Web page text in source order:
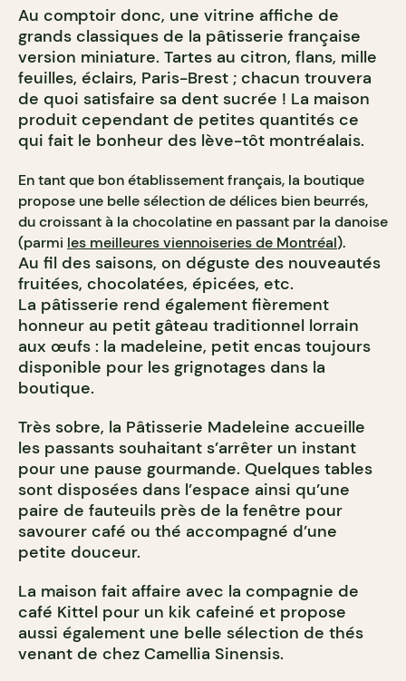
Au comptoir donc, une vitrine affiche de
grands classiques de la pâtisserie française
version miniature. Tartes au citron, flans, mille
feuilles, éclairs, Paris-Brest ; chacun trouvera
de quoi satisfaire sa dent sucrée ! La maison
produit cependant de petites quantités ce
qui fait le bonheur des lève-tôt montréalais.
En tant que bon établissement français, la boutique
propose une belle sélection de délices bien beurrés,
du croissant à la chocolatine en passant par la danoise
(parmi les meilleures viennoiseries de Montréal).
Au fil des saisons, on déguste des nouveautés
fruitées, chocolatées, épicées, etc.
La pâtisserie rend également fièrement
honneur au petit gâteau traditionnel lorrain
aux œufs : la madeleine, petit encas toujours
disponible pour les grignotages dans la
boutique.
Très sobre, la Pâtisserie Madeleine accueille
les passants souhaitant s’arrêter un instant
pour une pause gourmande. Quelques tables
sont disposées dans l’espace ainsi qu’une
paire de fauteuils près de la fenêtre pour
savourer café ou thé accompagné d’une
petite douceur.
La maison fait affaire avec la compagnie de
café Kittel pour un kik cafeiné et propose
aussi également une belle sélection de thés
venant de chez Camellia Sinensis.